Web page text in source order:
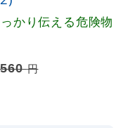
かり伝える危険物
円